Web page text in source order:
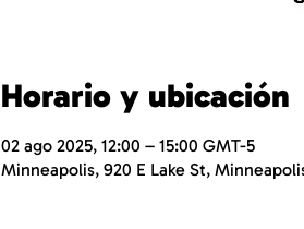
Horario y ubicación
02 ago 2025, 12:00 – 15:00 GMT-5
Minneapolis, 920 E Lake St,